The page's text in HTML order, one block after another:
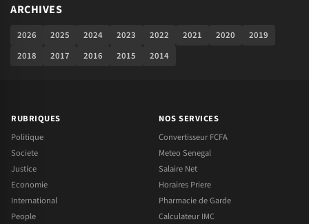
ARCHIVES
2026 2025 2024 2023 2022 2021 2020
2019
2018
2017 2016 2015 2014
RUBRIQUES
Politique
Societe
Justice
Economie
International
People
NOS SERVICES
Convertisseur FCFA
Meteo Senegal
Salaire Net
Horaires Priere
Pharmacie de Garde
Calculateur IMC